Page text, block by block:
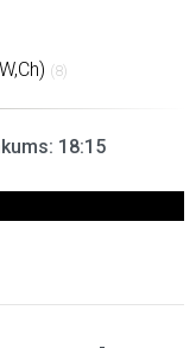
(8)
18:15